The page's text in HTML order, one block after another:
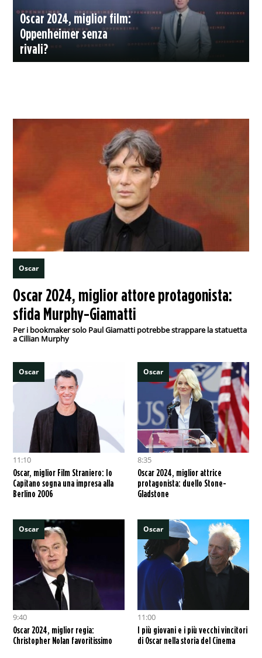
Oscar 2024, miglior film:
Oppenheimer senza
rivali?
Oscar
Oscar 2024, miglior attore protagonista:
sfida Murphy-Giamatti
Per i bookmaker solo Paul Giamatti potrebbe strappare la statuetta
a Cillian Murphy
Oscar
11:10
Oscar, miglior Film Straniero: Io
Capitano sogna una impresa alla
Berlino 2006
Oscar
8:35
Oscar 2024, miglior attrice
protagonista: duello Stone-
Gladstone
Oscar
9:40
Oscar 2024, miglior regia:
Christopher Nolan favoritissimo
Oscar
11:00
I più giovani e i più vecchi vincitori
di Oscar nella storia del Cinema